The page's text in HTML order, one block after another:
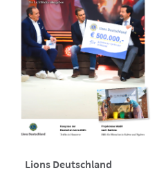
Lions Deutschland